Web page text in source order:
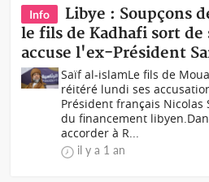
Info
Libye : Soupçons
le fils de Kadhafi sort de
accuse l'ex-Président
Saïf al-islamLe fils de
réitéré lundi ses
Président français Nicolas
du financement
accorder à R...
il y a 1 an